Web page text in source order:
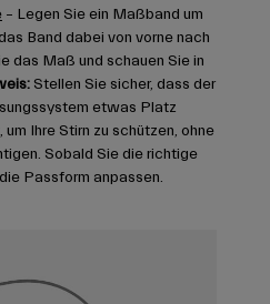
– Legen Sie ein Maßband um
Band dabei von vorne nach
das Maß und schauen Sie in
Stellen Sie sicher, dass der
etwas Platz
Ihre Stirn zu schützen, ohne
Sobald Sie die richtige
Passform anpassen.